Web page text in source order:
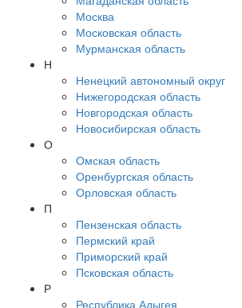
Москва
Московская область
Мурманская область
Н
Ненецкий автономный округ
Нижегородская область
Новгородская область
Новосибирская область
О
Омская область
Оренбургская область
Орловская область
П
Пензенская область
Пермский край
Приморский край
Псковская область
Р
Республика Адыгея